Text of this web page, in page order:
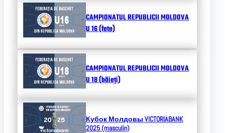
CAMPIONATUL REPUBLICII MOLDOVA
U 16 (fete)
CAMPIONATUL REPUBLICII MOLDOVA
U 18 (băieți)
Кубок МолдовыVICTORIABANK
2025 (masculin)